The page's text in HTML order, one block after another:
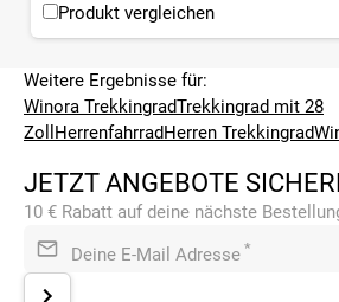
Produkt vergleichen
Weitere Ergebnisse für:
Winora TrekkingradTrekkingrad mit 28
Zoll HerrenfahrradHerren Trekkingrad
JETZT ANGEBOTE
10 € Rabatt auf deine nächste
Deine E-Mail Adresse *